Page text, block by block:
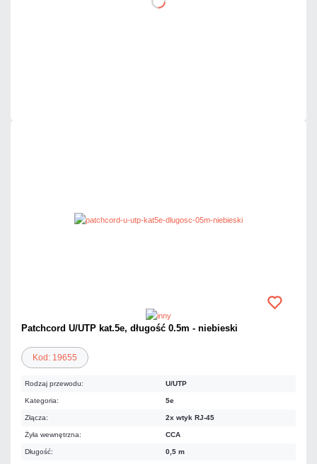
DO KOSZYKA
Patchcord U/UTP kat.5e, długość 0.5m - niebieski
Kod: 19655
Rodzaj przewodu: U/UTP
Kategoria: 5e
Złącza: 2x wtyk RJ-45
Żyła wewnętrzna: CCA
Długość: 0,5 m